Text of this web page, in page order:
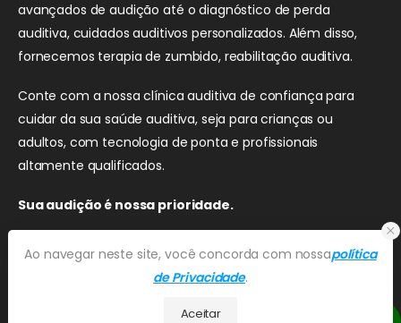
avançados de audição até o diagnóstico de perda
auditiva, cuidados auditivos personalizados. Além disso,
fornecemos terapia de zumbido, reabilitação auditiva.
Conte com a nossa clínica auditiva de confiança para
cuidar da sua saúde auditiva, seja para crianças ou
adultos, com tecnologia de ponta e profissionais
altamente qualificados.
Sua audição é nossa prioridade.
Ao navegar neste site, você concorda com nossapolítica
de Privacidade.
Aceitar